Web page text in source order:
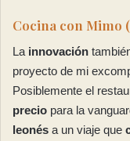
Cocina con Mimo
La innovación
proyecto de mi
Posiblemente el
precio para la
leonés a un viaje que